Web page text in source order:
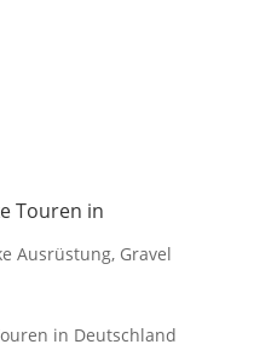
Touren in
Ausrüstung, Gravel
in Deutschland